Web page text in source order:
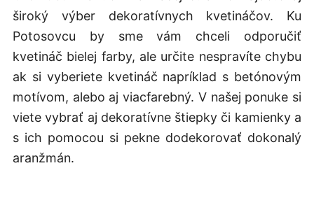
široký výber dekoratívnych kvetináčov. Ku
Potosovcu by sme vám chceli odporučiť
kvetináč bielej farby, ale určite nespravíte chybu
ak si vyberiete kvetináč napríklad s betónovým
motívom, alebo aj viacfarebný. V našej ponuke si
viete vybrať aj dekoratívne štiepky či kamienky a
s ich pomocou si pekne dodekorovať dokonalý
aranžmán.